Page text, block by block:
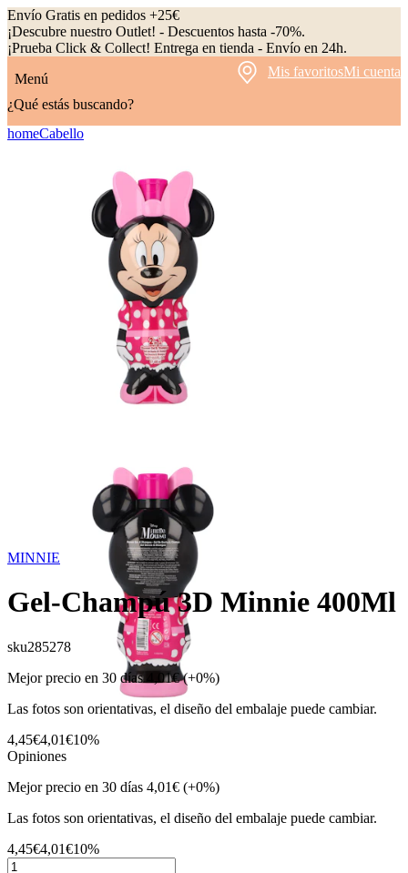
Envío Gratis en pedidos +25€
¡Descubre nuestro Outlet! - Descuentos hasta -70%.
¡Prueba Click & Collect! Entrega en tienda - Envío en 24h.
Menú
Mis favoritosMi cuenta
¿Qué estás buscando?
homeCabello
MINNIE
Gel-Champú 3D Minnie 400Ml
sku285278
Mejor precio en 30 días
4,01€ (+0%)
Las fotos son orientativas, el diseño del embalaje puede cambiar.
4,45€4,01€10%
Opiniones
Mejor precio en 30 días 4,01€ (+0%)
Las fotos son orientativas, el diseño del embalaje puede cambiar.
4,45€4,01€10%